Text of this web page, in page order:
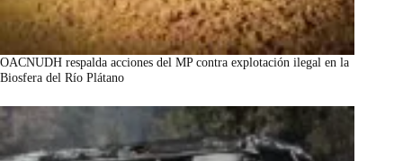
OACNUDH respalda acciones del MP contra explotación ilegal en la
Biosfera del Río Plátano